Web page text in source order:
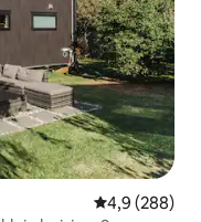
Gemiddelde
4,9 (288)